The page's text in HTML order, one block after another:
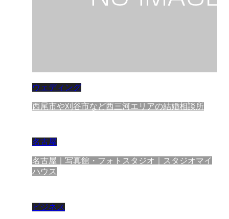
ウェディング
西尾市や刈谷市など西三河エリアの結婚相談所
名古屋
名古屋｜写真館・フォトスタジオ｜スタジオマイ
ハウス
ビジネス